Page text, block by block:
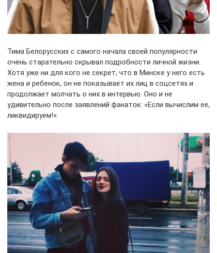
Тима Белорусских с самого начала своей популярности
очень старательно скрывал подробности личной жизни.
Хотя уже ни для кого не секрет, что в Минске у него есть
жена и ребенок, он не показывает их лиц в соцсетях и
продолжает молчать о них в интервью. Оно и не
удивительно после заявлений фанаток: «Если вычислим ее,
ликвидируем!».